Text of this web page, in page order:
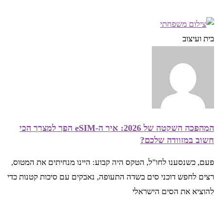
בית ועיצוב
המהפכה השקטה של 2026: איך ה-eSIM הפך למצרך הכי
חשוב במזוודה שלכם?
פעם, כשנסענו לחו"ל, הטקס היה קבוע: היינו מנחיתים את המטוס,
רצים לחפש דוכני סים בשדה התעופה, נאבקים עם סיכות קטנות כדי
להוציא את הסים הישראלי